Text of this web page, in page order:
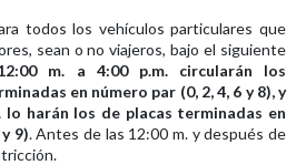
todos los vehículos particulares que
sean o no viajeros, bajo el siguiente
m. a 4:00 p.m. circularán los
en número par (0, 2, 4, 6 y 8), y
lo harán los de placas terminadas en
9). Antes de las 12:00 m. y después de